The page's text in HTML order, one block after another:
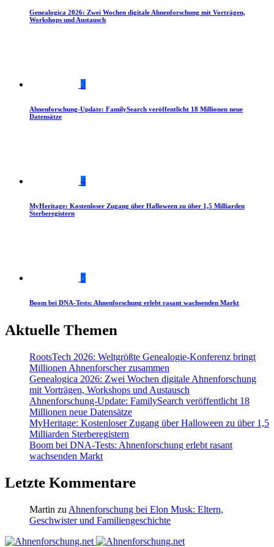
Genealogica 2026: Zwei Wochen digitale Ahnenforschung mit Vorträgen,
Workshops und Austausch
3
Ahnenforschung-Update: FamilySearch veröffentlicht 18 Millionen neue
Datensätze
4
MyHeritage: Kostenloser Zugang über Halloween zu über 1,5 Milliarden
Sterberegistern
5
Boom bei DNA-Tests: Ahnenforschung erlebt rasant wachsenden Markt
Aktuelle Themen
RootsTech 2026: Weltgrößte Genealogie-Konferenz bringt
Millionen Ahnenforscher zusammen
Genealogica 2026: Zwei Wochen digitale Ahnenforschung
mit Vorträgen, Workshops und Austausch
Ahnenforschung-Update: FamilySearch veröffentlicht 18
Millionen neue Datensätze
MyHeritage: Kostenloser Zugang über Halloween zu über 1,5
Milliarden Sterberegistern
Boom bei DNA-Tests: Ahnenforschung erlebt rasant
wachsenden Markt
Letzte Kommentare
Martin zu Ahnenforschung bei Elon Musk: Eltern,
Geschwister und Familiengeschichte